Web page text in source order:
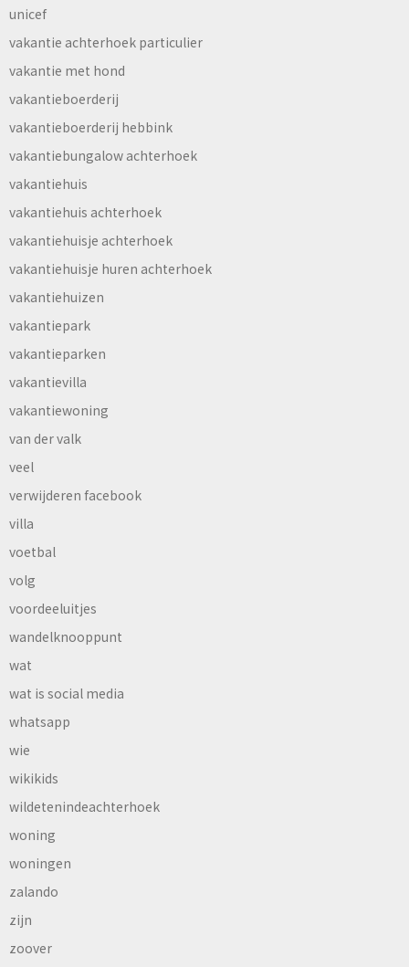
unicef
vakantie achterhoek particulier
vakantie met hond
vakantieboerderij
vakantieboerderij hebbink
vakantiebungalow achterhoek
vakantiehuis
vakantiehuis achterhoek
vakantiehuisje achterhoek
vakantiehuisje huren achterhoek
vakantiehuizen
vakantiepark
vakantieparken
vakantievilla
vakantiewoning
van der valk
veel
verwijderen facebook
villa
voetbal
volg
voordeeluitjes
wandelknooppunt
wat
wat is social media
whatsapp
wie
wikikids
wildetenindeachterhoek
woning
woningen
zalando
zijn
zoover